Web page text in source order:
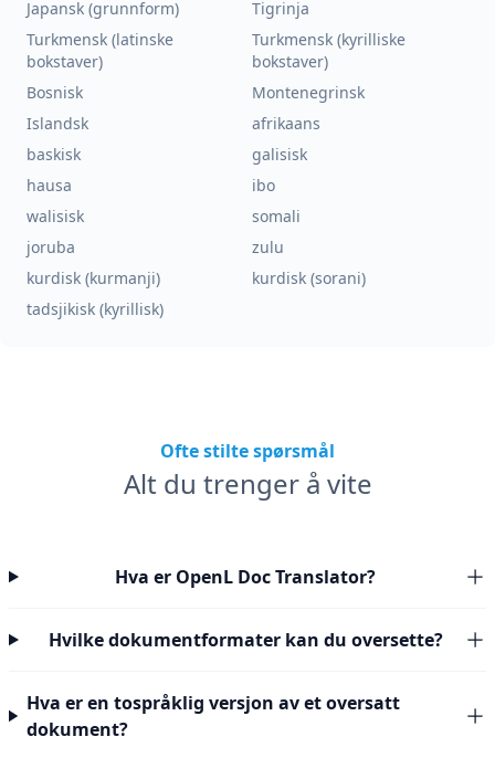
Japansk (grunnform)
Tigrinja
Turkmensk (latinske
bokstaver)
Turkmensk (kyrilliske
bokstaver)
Bosnisk
Montenegrinsk
Islandsk
afrikaans
baskisk
galisisk
hausa
ibo
walisisk
somali
joruba
zulu
kurdisk (kurmanji)
kurdisk (sorani)
tadsjikisk (kyrillisk)
Ofte stilte spørsmål
Alt du trenger å vite
Hva er OpenL Doc Translator?
Hvilke dokumentformater kan du oversette?
Hva er en tospråklig versjon av et oversatt
dokument?